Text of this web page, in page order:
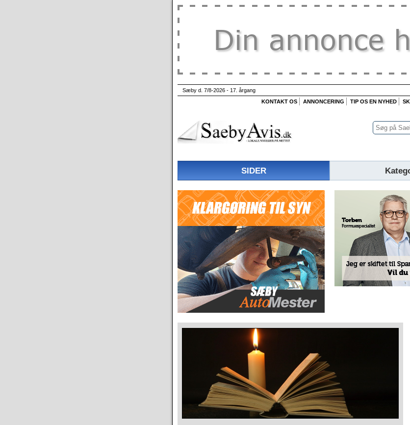
Sæby d. 7/8-2026 - 17. årgang
KONTAKT OS
ANNONCERING TIP OS EN NYHED
SIDER